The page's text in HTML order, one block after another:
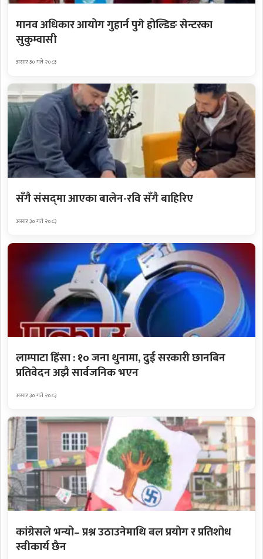
मानव अधिकार आयोग गुहार्न पुगे होल्डिङ सेन्टरका
सुकुम्वासी
असार ३० गते २०८३
सँगै संसद्‌मा आएका बालेन-रवि सँगै बाहिरिए
असार ३० गते २०८३
लाम्पाटा हिंसा : १० जना थुनामा, दुई सरकारी छानबिन
प्रतिवेदन अझै सार्वजनिक भएन
असार ३० गते २०८३
कांग्रेसले भन्यो– प्रश्न उठाउनेमाथि बल प्रयोग र प्रतिशोध
स्वीकार्य छैन